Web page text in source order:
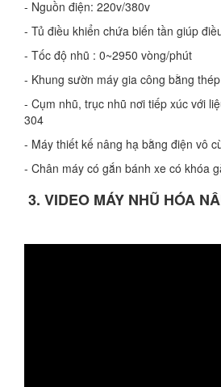
- Nguồn điện: 220v/380v
- Tủ điều khiển chứa biến tần giúp
- Tốc độ nhũ : 0~2950 vòng/phút
- Khung sườn máy gia công bằng
- Cụm nhũ, trục nhũ nơi tiếp xúc với
304
- Máy thiết kế nâng hạ bằng điện vô
- Chân máy có gắn bánh xe có khóa
3. VIDEO MÁY NHŨ HÓA